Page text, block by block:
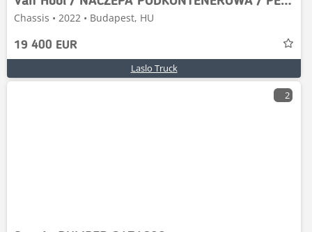
Chassis • 2022 • Budapest, HU
19 400 EUR
Laslo Truck
2